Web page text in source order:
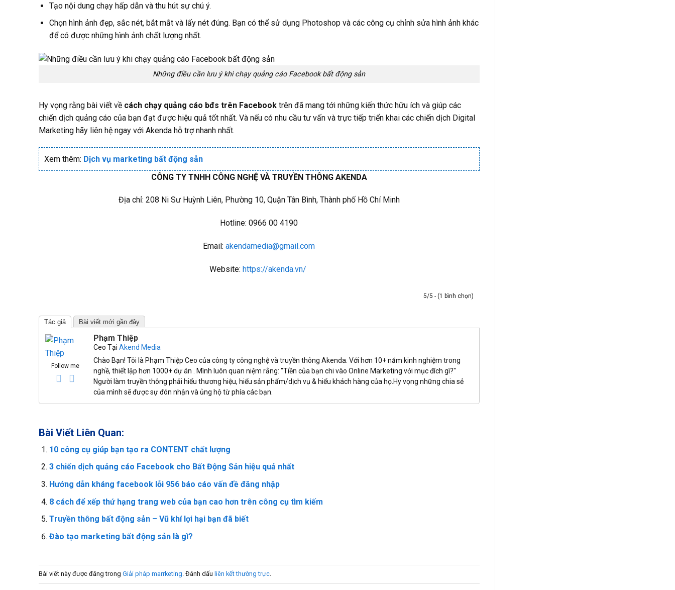
Tạo nội dung chạy hấp dẫn và thu hút sự chú ý.
Chọn hình ảnh đẹp, sắc nét, bắt mắt và lấy nét đúng. Bạn có thể sử dụng Photoshop và các công cụ chỉnh sửa hình ảnh khác
để có được những hình ảnh chất lượng nhất.
Những điều cần lưu ý khi chạy quảng cáo Facebook bất động sản
Hy vọng rằng bài viết về cách chạy quảng cáo bđs trên Facebook trên đã mang tới những kiến ​​thức hữu ích và giúp các
chiến dịch quảng cáo của bạn đạt được hiệu quả tốt nhất. Và nếu có nhu cầu tư vấn và trực tiếp triển khai các chiến dịch Digital
Marketing hãy liên hệ ngay với Akenda hỗ trợ nhanh nhất.
Xem thêm: Dịch vụ marketing bất động sản
CÔNG TY TNHH CÔNG NGHỆ VÀ TRUYỀN THÔNG AKENDA
Địa chỉ: 208 Ni Sư Huỳnh Liên, Phường 10, Quận Tân Bình, Thành phố Hồ Chí Minh
Hotline: 0966 00 4190
Email:akendamedia@gmail.com
Website:https://akenda.vn/
5/5 - (1 bình chọn)
Tác giả Bài viết mới gần đây
Follow me
Phạm Thiệp
Ceo Tại Akend Media
Chào Bạn! Tôi là Phạm Thiệp Ceo của công ty công nghệ và truyền thông Akenda. Với hơn 10+ năm kinh nghiệm trong
nghề, thiết lập hơn 1000+ dự án . Mình luôn quan niệm rằng: "Tiền của bạn chi vào Online Marketing với mục đích gì?"
Người làm truyền thông phải hiểu thương hiệu, hiểu sản phẩm/dịch vụ & hiểu khách hàng của họ.Hy vọng những chia sẻ
của mình sẽ được sự đón nhận và ủng hộ từ phía các bạn.
Bài Viết Liên Quan:
10 công cụ giúp bạn tạo ra CONTENT chất lượng
3 chiến dịch quảng cáo Facebook cho Bất Động Sản hiệu quả nhất
Hướng dẫn kháng facebook lỗi 956 báo cáo vấn đề đăng nhập
8 cách để xếp thứ hạng trang web của bạn cao hơn trên công cụ tìm kiếm
Truyền thông bất động sản – Vũ khí lợi hại bạn đã biết
Đào tạo marketing bất động sản là gì?
Bài viết này được đăng trong Giải pháp marrketing . Đánh dấu liên kết thường trực